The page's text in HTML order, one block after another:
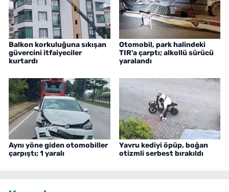
Balkon korkuluğuna sıkışan
güvercini itfaiyeciler
kurtardı
Otomobil, park halindeki
TIR'a çarptı; alkollü sürücü
yaralandı
Aynı yöne giden otomobiller
çarpıştı; 1 yaralı
Yavru kediyi öpüp, boğan
otizmli serbest bırakıldı